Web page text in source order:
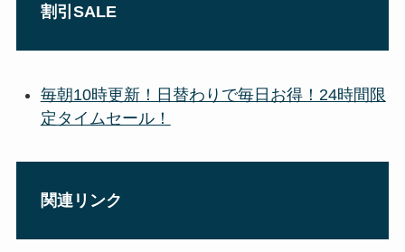
割引SALE
毎朝10時更新！日替わりで毎日お得！24時間限
定タイムセール！
関連リンク